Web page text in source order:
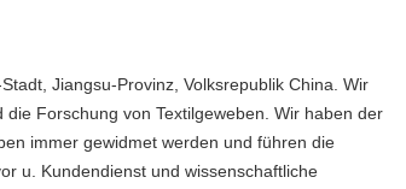
Jiangsu-Provinz, Volksrepublik China. Wir
Forschung von Textilgeweben. Wir haben der
immer gewidmet werden und führen die
u. Kundendienst und wissenschaftliche